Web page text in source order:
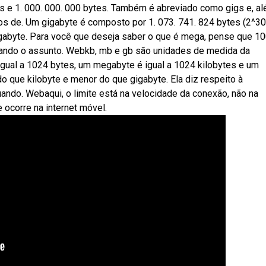
1. 000. 000. 000 bytes. Também é abreviado como gigs e,
Um gigabyte é composto por 1. 073. 741. 824 bytes
Para você que deseja saber o que é mega, pense que
o assunto. Webkb, mb e gb são unidades de medida da
a 1024 bytes, um megabyte é igual a 1024 kilobytes e um
que kilobyte e menor do que gigabyte. Ela diz respeito à
Webaqui, o limite está na velocidade da conexão, não na
na internet móvel.